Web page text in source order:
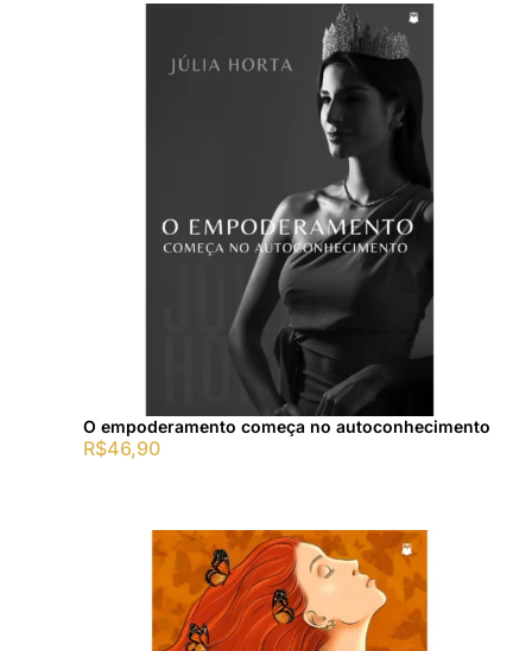
O empoderamento começa no autoconhecimento
R$46,90